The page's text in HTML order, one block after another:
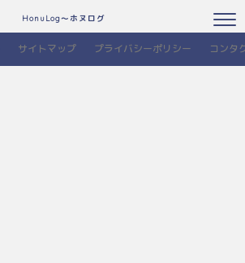
HonuLog～ホヌログ
サイトマップ プライバシーポリシー コンタ